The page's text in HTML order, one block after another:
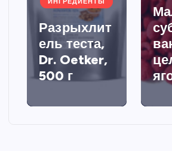
Разрыхлит
ель теста,
Dr. Oetker,
500 г